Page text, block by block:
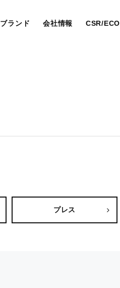
ブランド 会社情報 CSR/ECO
プレス